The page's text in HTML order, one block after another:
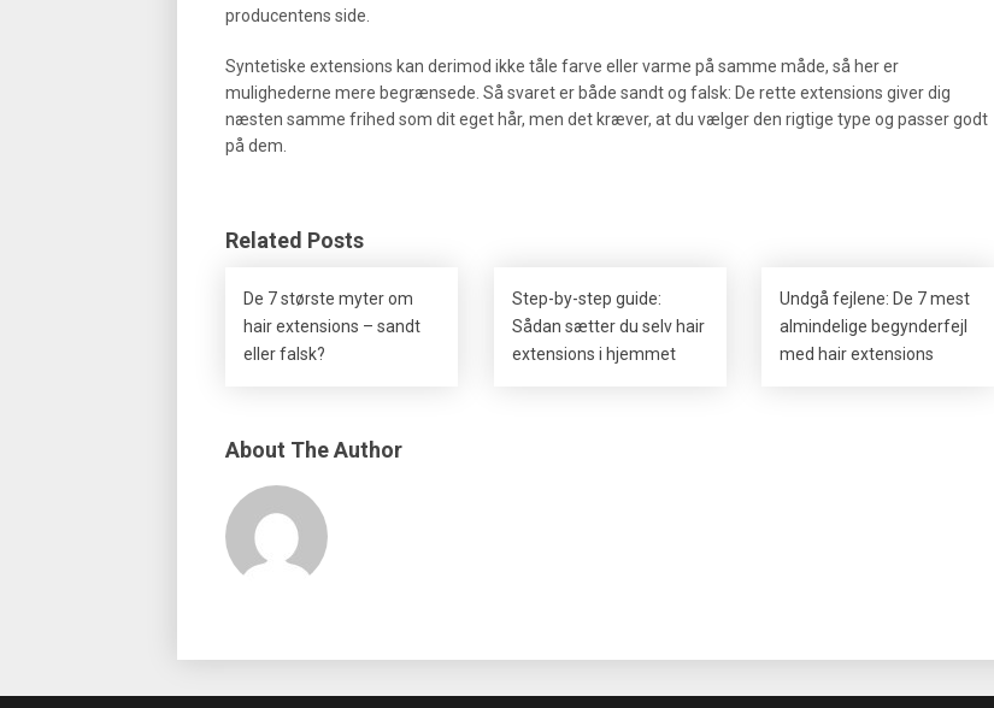
producentens side.
Syntetiske extensions kan derimod ikke tåle farve eller varme på samme måde, så her er
mulighederne mere begrænsede. Så svaret er både sandt og falsk: De rette extensions giver dig
næsten samme frihed som dit eget hår, men det kræver, at du vælger den rigtige type og passer godt
på dem.
Related Posts
De 7 største myter om
hair extensions – sandt
eller falsk?
Step-by-step guide:
Sådan sætter du selv hair
extensions i hjemmet
Undgå fejlene: De 7 mest
almindelige begynderfejl
med hair extensions
About The Author